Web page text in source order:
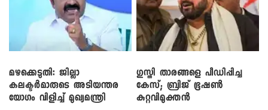
മഴക്കെടുതി: ജില്ലാ
കലക്ടർമാരുടെ അടിയന്തര
യോഗം വിളിച്ച് മുഖ്യമന്ത്രി
​ഗുസ്തി താരങ്ങളെ പീഡിപ്പിച്ച
കേസ്; ബ്രിജ് ഭൂഷൺ
കുറ്റവിമുക്തൻ